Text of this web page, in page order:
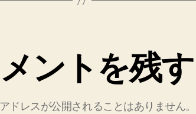
ントを残す
ドレスが公開されることはありません。